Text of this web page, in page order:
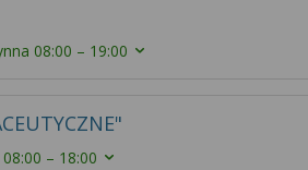
08:00 – 19:00
08:00 – 18:00